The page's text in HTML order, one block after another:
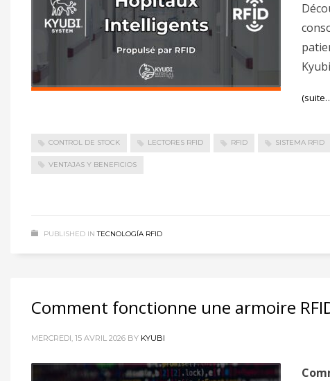
CONTROL DE STOCK LECTORES RFID RFID SISTEMA RFID
VENTAJAS Y BENEFICIOS
PUBLISHED IN TECNOLOGÍA RFID
Comment fonctionne une armoire
MERCREDI, 15 AVRIL 2026 BY KYUBI